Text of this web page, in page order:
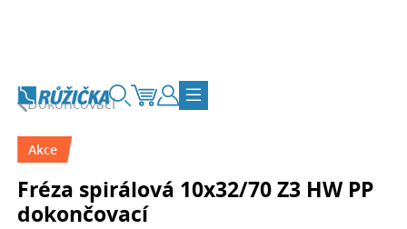
Vyhledávání
KošíkZákaznický účet
Přepnout navigaci
Dokončovací
Akce
Fréza spirálová 10x32/70 Z3 HW PP
dokončovací